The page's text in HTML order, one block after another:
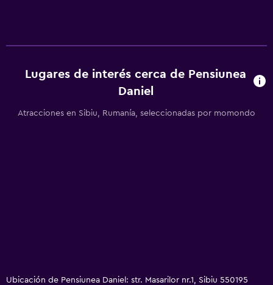
Botiquín de primeros auxilios
Lugares de interés cerca de Pensiunea
Daniel
Atracciones en Sibiu, Rumanía, seleccionadas por momondo
Ubicación de Pensiunea Daniel: str. Masarilor nr.1, Sibiu 550195